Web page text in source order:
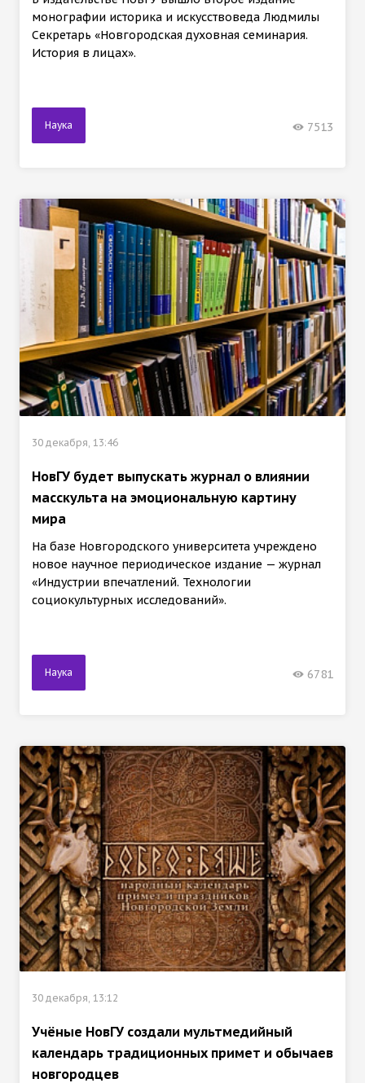
монографии историка и искусствоведа Людмилы
Секретарь «Новгородская духовная семинария.
История в лицах».
Наука 7513
30 декабря, 13:46
НовГУ будет выпускать журнал о влиянии
масскульта на эмоциональную картину
мира
На базе Новгородского университета учреждено
новое научное периодическое издание — журнал
«Индустрии впечатлений. Технологии
социокультурных исследований».
Наука 6781
30 декабря, 13:12
Учёные НовГУ создали мультмедийный
календарь традиционных примет и обычаев
новгородцев